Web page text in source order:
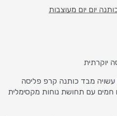
יום יום מעוצבות
יוקרתית
מטפחת “כותנה נואל” מבית FIX עשויה מבד כותנה קרפ פליסה
חמים עם תחושת נוחות מקסימלית